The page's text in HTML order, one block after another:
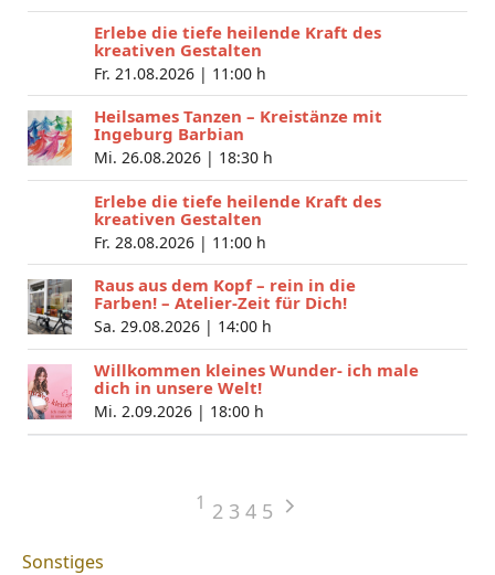
Erlebe die tiefe heilende Kraft des
kreativen Gestalten
Fr. 21.08.2026 | 11:00 h
Heilsames Tanzen – Kreistänze mit
Ingeburg Barbian
Mi. 26.08.2026 | 18:30 h
Erlebe die tiefe heilende Kraft des
kreativen Gestalten
Fr. 28.08.2026 | 11:00 h
Raus aus dem Kopf – rein in die
Farben! – Atelier-Zeit für Dich!
Sa. 29.08.2026 | 14:00 h
Willkommen kleines Wunder- ich male
dich in unsere Welt!
Mi. 2.09.2026 | 18:00 h
1 2 3 4 5
Sonstiges